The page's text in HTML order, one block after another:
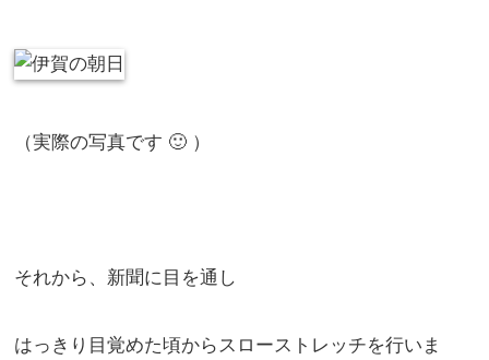
（実際の写真です 🙂 ）
それから、新聞に目を通し
はっきり目覚めた頃からスローストレッチを行いま